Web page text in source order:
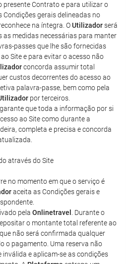
Contrato e para utilizar o
gerais delineadas no
na íntegra. OUtilizadorserá
medidas necessárias para manter
passes que lhe são fornecidas
Site e para evitar o acesso não
concorda assumir total
custos decorrentes do acesso ao
palavra-passe, bem como pela
por terceiros.
garante que toda a informação por si
ao Site como durante a
completa e precisa e concorda
através do Site
no momento em que o serviço é
aceita as Condições gerais e
pela Onlinetravel
. Durante o
o montante total referente ao
não será confirmada qualquer
o pagamento. Uma reserva não
e aplicam-se as condições